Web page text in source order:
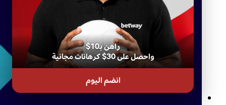
راهن بـ10$
واحصل على 30$ كرهانات مجانية
انضم اليوم